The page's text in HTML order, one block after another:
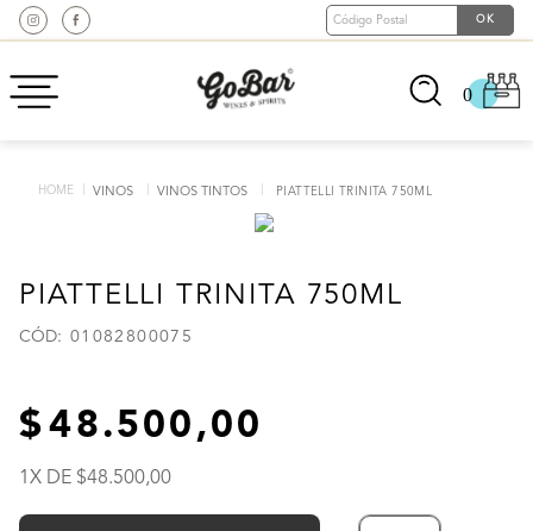
0
VINOS VINOS TINTOS PIATTELLI TRINITA 750ML
PIATTELLI TRINITA 750ML
: 01082800075
48.500,00
1 X DE 48.500,00